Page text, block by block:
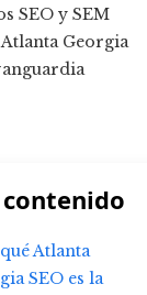
Atlanta
SEO es la